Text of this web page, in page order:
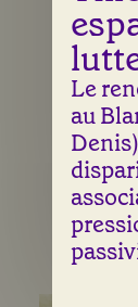
Le
au